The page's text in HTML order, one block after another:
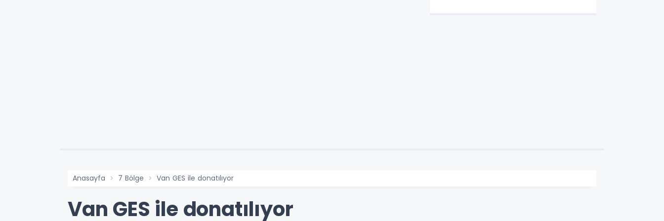
Anasayfa 7 Bölge Van GES ile donatılıyor
Van GES ile donatılıyor